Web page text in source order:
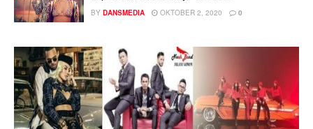
BY DANSMEDIA OKTOBER 2, 2020 0